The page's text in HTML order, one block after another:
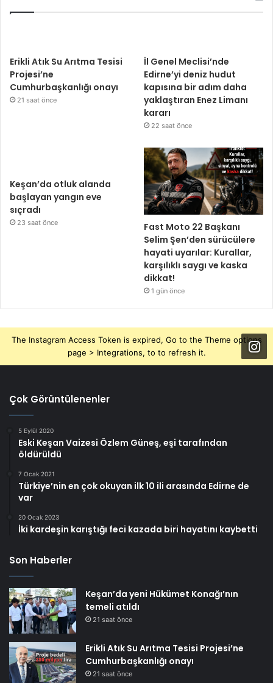
Erikli Atık Su Arıtma Tesisi
Projesi’ne
Cumhurbaşkanlığı onayı
21 saat önce
İl Genel Meclisi’nde
Edirne’yi deniz hudut
kapısına bir adım daha
yaklaştıran Enez Limanı
kararı
22 saat önce
Keşan’da otluk alanda
başlayan yangın eve
sıçradı
23 saat önce
Fast Moto 22 Başkanı
Selim Şen’den sürücülere
hayati uyarılar: Kurallar,
karşılıklı saygı ve kaska
dikkat!
1 gün önce
The Instagram Access Token is expired, Go to the Theme options
page > Integrations, to to refresh it.
Çok Görüntülenenler
5 Eylül 2020
Eski Keşan Vaizesi Özlem Güneş, eşi tarafından
öldürüldü
7 Ocak 2021
Türkiye’nin en çok okuyan ilk 10 ili arasında Edirne de
var
20 Ocak 2023
İki kardeşin karıştığı feci kazada biri hayatını kaybetti
Son Haberler
Keşan’da yeni Hükümet Konağı’nın
temeli atıldı
21 saat önce
Erikli Atık Su Arıtma Tesisi Projesi’ne
Cumhurbaşkanlığı onayı
21 saat önce